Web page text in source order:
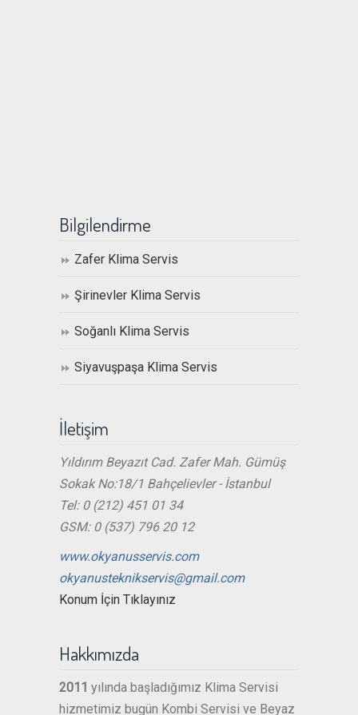
Bilgilendirme
Zafer Klima Servis
Şirinevler Klima Servis
Soğanlı Klima Servis
Siyavuşpaşa Klima Servis
İletişim
Yıldırım Beyazıt Cad. Zafer Mah. Gümüş
Sokak No:18/1 Bahçelievler - İstanbul
Tel: 0 (212) 451 01 34
GSM: 0 (537) 796 20 12
www.okyanusservis.com
okyanusteknikservis@gmail.com
Konum İçin Tıklayınız
Hakkımızda
2011 yılında başladığımız Klima Servisi
hizmetimiz bugün Kombi Servisi ve Beyaz